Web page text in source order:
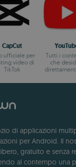
CapCut
ufficiale per
video di
TikTok
Tutti i
che
di applicazioni
per Android. Il
gratuito e senza
al contempo una